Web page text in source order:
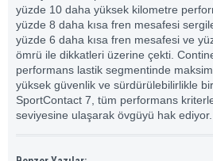
yüzde 10 daha yüksek kilometre
yüzde 8 daha kısa fren mesafesi
yüzde 6 daha kısa fren mesafesi ve
ömrü ile dikkatleri üzerine çekti.
performans lastik segmentinde
yüksek güvenlik ve sürdürülebilirlikle
SportContact 7, tüm performans
seviyesine ulaşarak övgüyü hak ediyor.